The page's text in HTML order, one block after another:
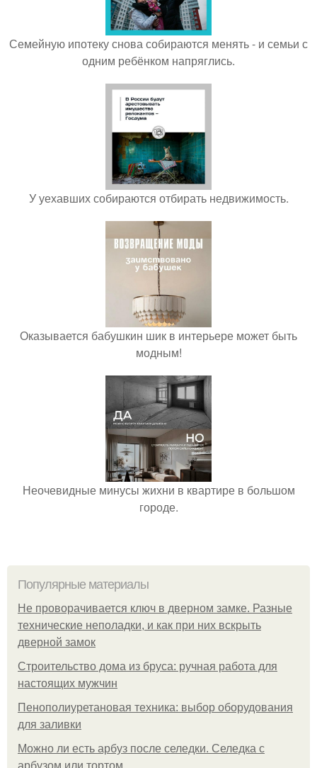
Семейную ипотеку снова собираются менять - и семьи с
одним ребёнком напряглись.
У уехавших собираются отбирать недвижимость.
Оказывается бабушкин шик в интерьере может быть
модным!
Неочевидные минусы жихни в квартире в большом
городе.
Популярные материалы
Не проворачивается ключ в дверном замке. Разные
технические неполадки, и как при них вскрыть
дверной замок
Строительство дома из бруса: ручная работа для
настоящих мужчин
Пенополиуретановая техника: выбор оборудования
для заливки
Можно ли есть арбуз после селедки. Селедка с